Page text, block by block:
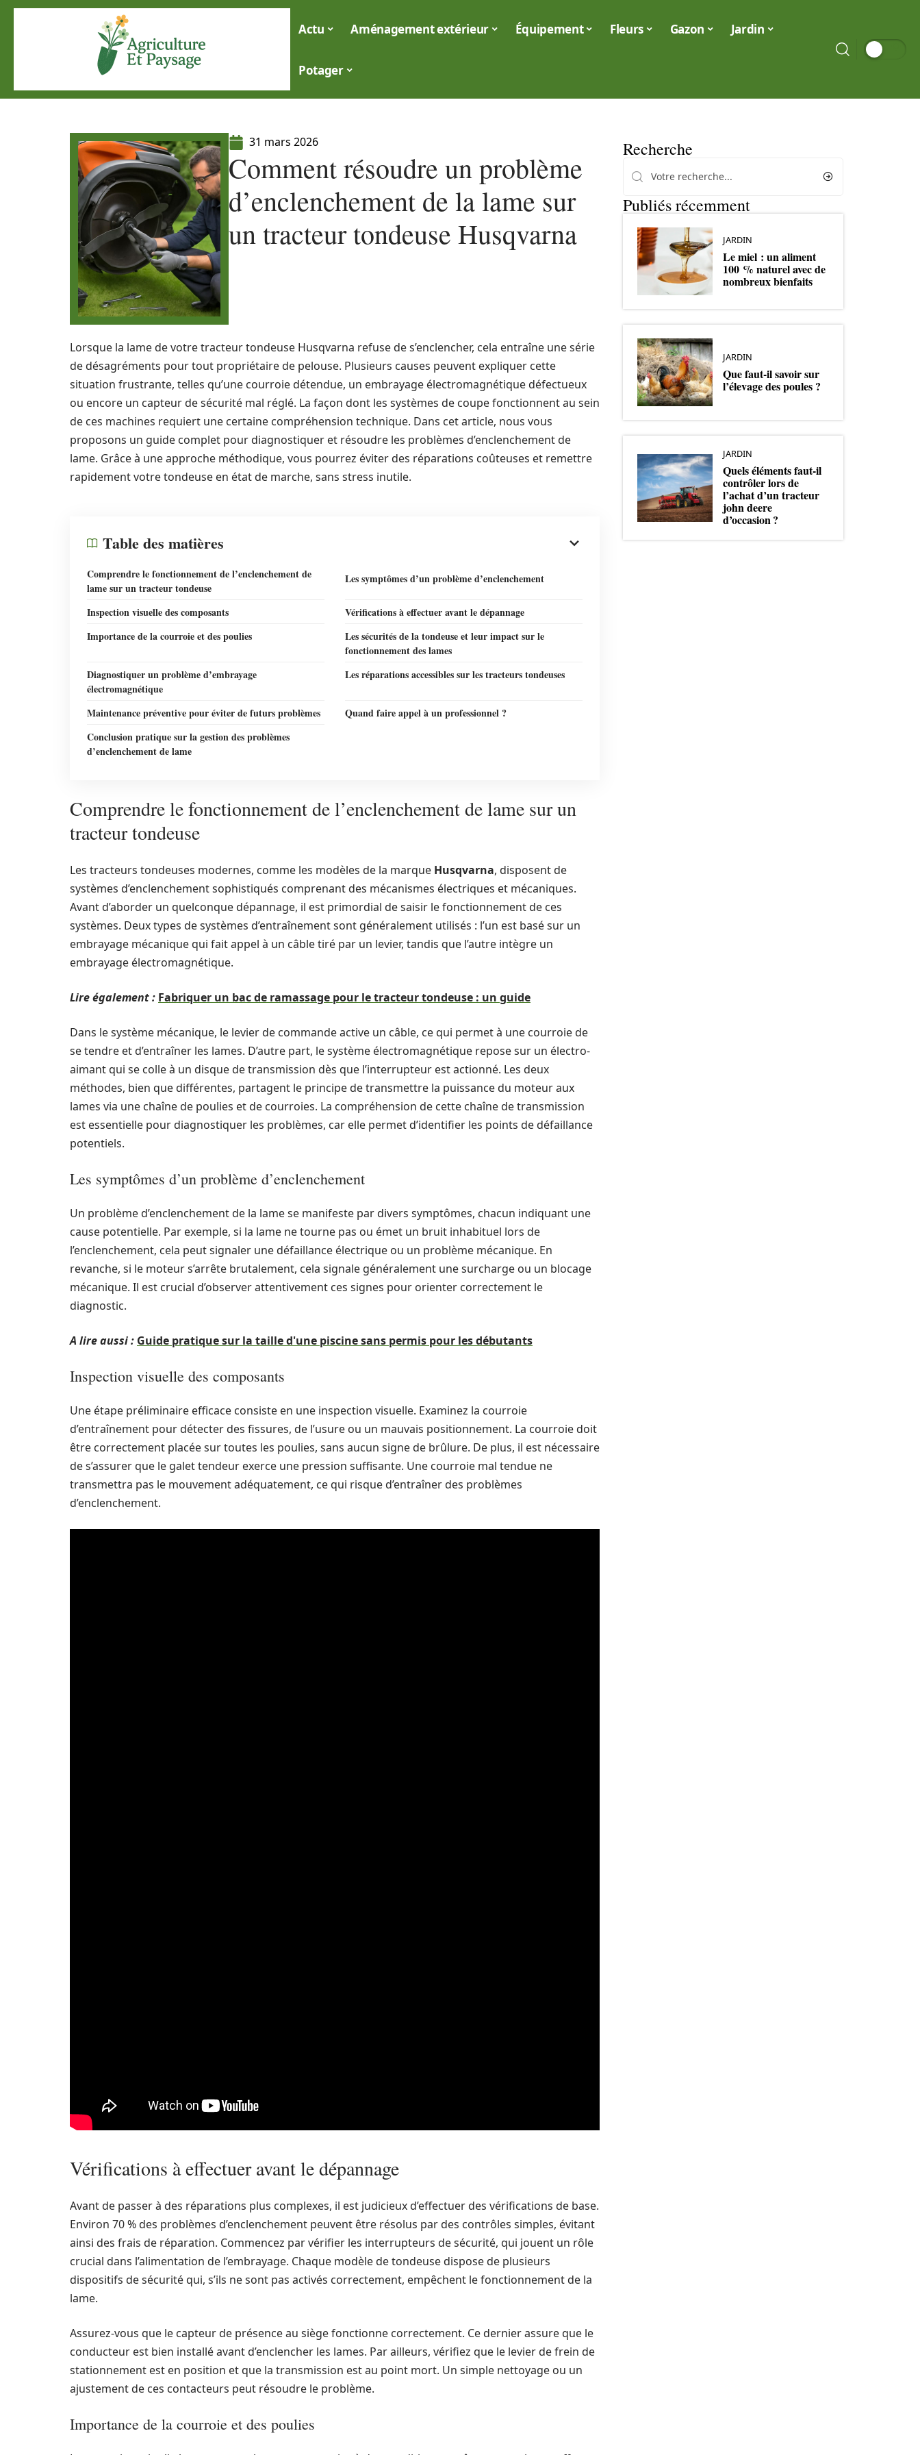
Actu Aménagement extérieur Équipement Fleurs Gazon Jardin
Potager
31 mars 2026
Comment résoudre un problème
d’enclenchement de la lame sur
un tracteur tondeuse Husqvarna
Lorsque la lame de votre tracteur tondeuse Husqvarna refuse de s’enclencher, cela entraîne une série
de désagréments pour tout propriétaire de pelouse. Plusieurs causes peuvent expliquer cette
situation frustrante, telles qu’une courroie détendue, un embrayage électromagnétique défectueux
ou encore un capteur de sécurité mal réglé. La façon dont les systèmes de coupe fonctionnent au sein
de ces machines requiert une certaine compréhension technique. Dans cet article, nous vous
proposons un guide complet pour diagnostiquer et résoudre les problèmes d’enclenchement de
lame. Grâce à une approche méthodique, vous pourrez éviter des réparations coûteuses et remettre
rapidement votre tondeuse en état de marche, sans stress inutile.
Table des matières
Comprendre le fonctionnement de l’enclenchement de
lame sur un tracteur tondeuse
Les symptômes d’un problème d’enclenchement
Inspection visuelle des composants
Vérifications à effectuer avant le dépannage
Importance de la courroie et des poulies
Les sécurités de la tondeuse et leur impact sur le
fonctionnement des lames
Diagnostiquer un problème d’embrayage
électromagnétique
Les réparations accessibles sur les tracteurs tondeuses
Maintenance préventive pour éviter de futurs problèmes
Quand faire appel à un professionnel ?
Conclusion pratique sur la gestion des problèmes
d’enclenchement de lame
Comprendre le fonctionnement de l’enclenchement de lame sur un
tracteur tondeuse
Les tracteurs tondeuses modernes, comme les modèles de la marque Husqvarna, disposent de
systèmes d’enclenchement sophistiqués comprenant des mécanismes électriques et mécaniques.
Avant d’aborder un quelconque dépannage, il est primordial de saisir le fonctionnement de ces
systèmes. Deux types de systèmes d’entraînement sont généralement utilisés : l’un est basé sur un
embrayage mécanique qui fait appel à un câble tiré par un levier, tandis que l’autre intègre un
embrayage électromagnétique.
Lire également : Fabriquer un bac de ramassage pour le tracteur tondeuse : un guide
Dans le système mécanique, le levier de commande active un câble, ce qui permet à une courroie de
se tendre et d’entraîner les lames. D’autre part, le système électromagnétique repose sur un électro-
aimant qui se colle à un disque de transmission dès que l’interrupteur est actionné. Les deux
méthodes, bien que différentes, partagent le principe de transmettre la puissance du moteur aux
lames via une chaîne de poulies et de courroies. La compréhension de cette chaîne de transmission
est essentielle pour diagnostiquer les problèmes, car elle permet d’identifier les points de défaillance
potentiels.
Les symptômes d’un problème d’enclenchement
Un problème d’enclenchement de la lame se manifeste par divers symptômes, chacun indiquant une
cause potentielle. Par exemple, si la lame ne tourne pas ou émet un bruit inhabituel lors de
l’enclenchement, cela peut signaler une défaillance électrique ou un problème mécanique. En
revanche, si le moteur s’arrête brutalement, cela signale généralement une surcharge ou un blocage
mécanique. Il est crucial d’observer attentivement ces signes pour orienter correctement le
diagnostic.
A lire aussi : Guide pratique sur la taille d'une piscine sans permis pour les débutants
Inspection visuelle des composants
Une étape préliminaire efficace consiste en une inspection visuelle. Examinez la courroie
d’entraînement pour détecter des fissures, de l’usure ou un mauvais positionnement. La courroie doit
être correctement placée sur toutes les poulies, sans aucun signe de brûlure. De plus, il est nécessaire
de s’assurer que le galet tendeur exerce une pression suffisante. Une courroie mal tendue ne
transmettra pas le mouvement adéquatement, ce qui risque d’entraîner des problèmes
d’enclenchement.
Vérifications à effectuer avant le dépannage
Avant de passer à des réparations plus complexes, il est judicieux d’effectuer des vérifications de base.
Environ 70 % des problèmes d’enclenchement peuvent être résolus par des contrôles simples, évitant
ainsi des frais de réparation. Commencez par vérifier les interrupteurs de sécurité, qui jouent un rôle
crucial dans l’alimentation de l’embrayage. Chaque modèle de tondeuse dispose de plusieurs
dispositifs de sécurité qui, s’ils ne sont pas activés correctement, empêchent le fonctionnement de la
lame.
Assurez-vous que le capteur de présence au siège fonctionne correctement. Ce dernier assure que le
conducteur est bien installé avant d’enclencher les lames. Par ailleurs, vérifiez que le levier de frein de
stationnement est en position et que la transmission est au point mort. Un simple nettoyage ou un
ajustement de ces contacteurs peut résoudre le problème.
Importance de la courroie et des poulies
Recherche
Publiés récemment
JARDIN
Le miel : un aliment
100 % naturel avec de
nombreux bienfaits
JARDIN
Que faut-il savoir sur
l’élevage des poules ?
JARDIN
Quels éléments faut-il
contrôler lors de
l’achat d’un tracteur
john deere
d’occasion ?